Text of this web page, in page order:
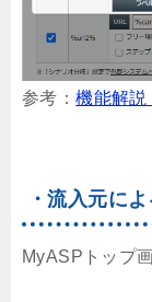
参考：機能解説
・流入元に
MyASPトップ